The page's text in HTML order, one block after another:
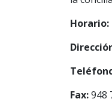
Horario:
Fax:948